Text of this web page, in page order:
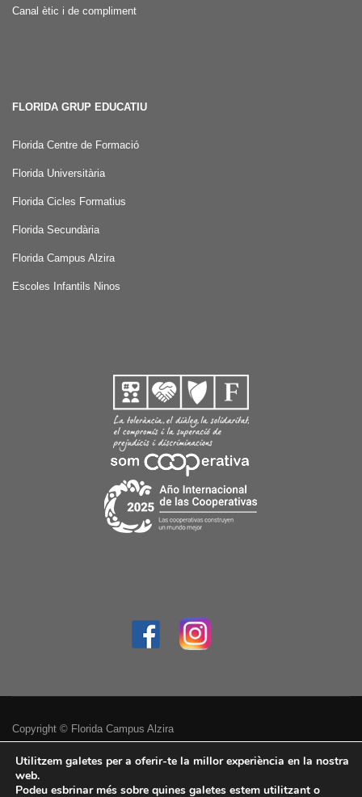
Canal ètic i de compliment
FLORIDA GRUP EDUCATIU
Florida Centre de Formació
Florida Universitària
Florida Cicles Formatius
Florida Secundària
Florida Campus Alzira
Escoles Infantils Ninos
Copyright © Florida Campus Alzira
Política de privacitat
Avís legal
Utilitzem galetes per a oferir-te la millor experiència en la nostra
web.
Podeu esbrinar més sobre quines galetes estem utilitzant o